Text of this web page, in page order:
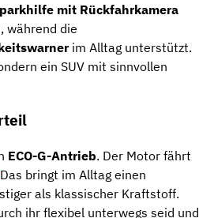
mit Rückfahrkamera
während die
im Alltag unterstützt.
ein SUV mit sinnvollen
ECO-G-Antrieb. Der Motor fährt
bringt im Alltag einen
als klassischer Kraftstoff.
ihr flexibel unterwegs seid und